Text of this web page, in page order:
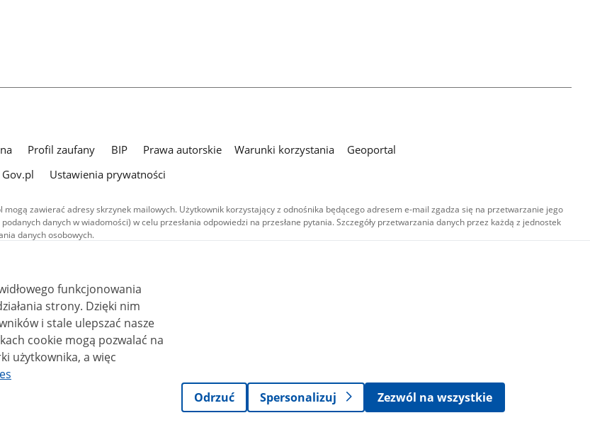
Profil zaufany BIP Prawa autorskie Warunki korzystania
Geoportal
Ustawienia prywatności
mogą zawierać adresy skrzynek mailowych. Użytkownik korzystający z odnośnika będącego adresem e-mail zgadza się na przetwarzanie jego
danych w wiadomości) w celu przesłania odpowiedzi na przesłane pytania. Szczegóły przetwarzania danych przez każdą z jednostek
danych osobowych.
w serwisie (z wyłączeniem treści audiowizualnych), są
Creative Commons: uznanie autorstwa - na tych samych
4.0). Materiały audiowizualne, w tym zdjęcia, materiały audio i wideo,
typu Creative Commons: uznanie autorstwa użycie niekomercyjne -
(CC BY-NC-ND 4.0), o ile nie jest to stwierdzone inaczej.
funkcjonowania
Dzięki nim
i stale ulepszać nasze
użytkownika, a więc
Odrzuć
Spersonalizuj Zezwól na wszystkie